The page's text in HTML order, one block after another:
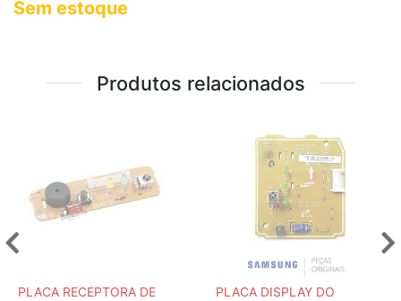
Sem estoque
Produtos relacionados
PLACA RECEPTORA DE
PLACA DISPLAY DO